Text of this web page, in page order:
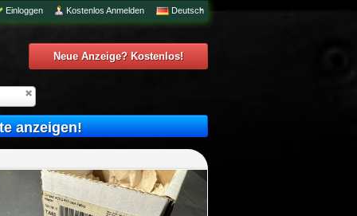
Deutsch
Kostenlos Anmelden
Einloggen
Neue Anzeige? Kostenlos!
anzeigen!